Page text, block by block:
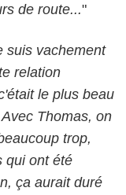
de route..."
suis vachement
relation
le plus beau
Thomas, on
trop,
qui ont été
ça aurait duré